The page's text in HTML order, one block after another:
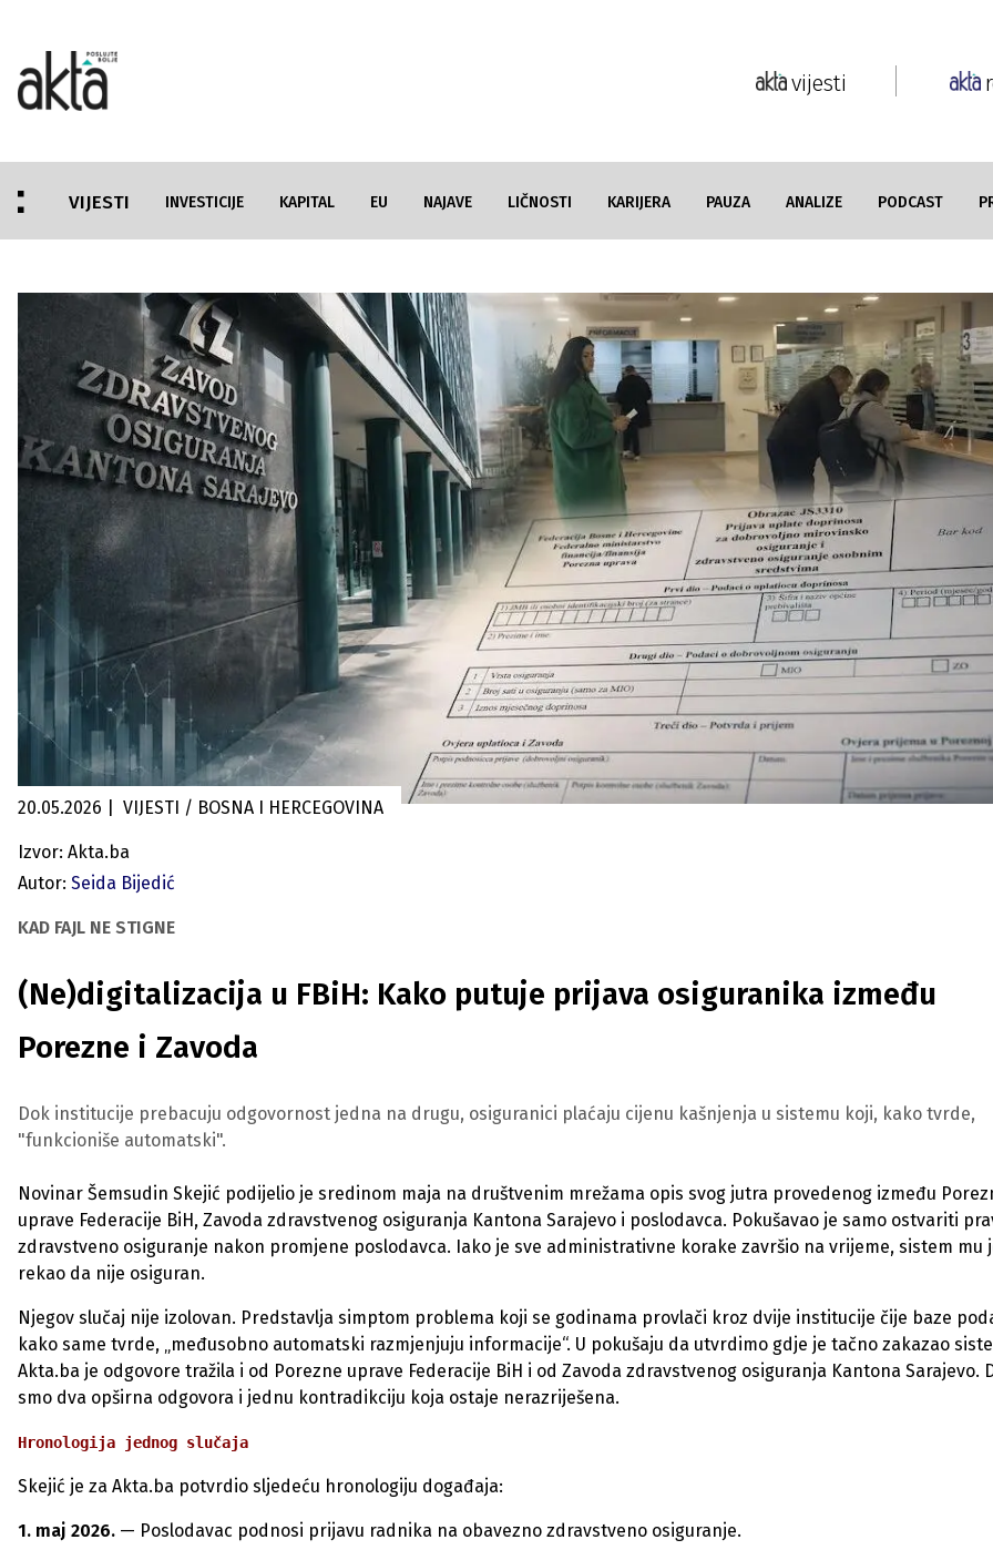
vijesti
VIJESTI INVESTICIJE KAPITAL EU NAJAVE LIČNOSTI KARIJERA PAUZA ANALIZE PODCAST
20.05.2026 VIJESTI / BOSNA I HERCEGOVINA
Izvor: Akta.ba
Autor: Seida Bijedić
KAD FAJL NE STIGNE
(Ne)digitalizacija u FBiH: Kako putuje prijava osiguranika između
Porezne i Zavoda
Dok institucije prebacuju odgovornost jedna na drugu, osiguranici plaćaju cijenu kašnjenja u sistemu koji, kako tvrde,
"funkcioniše automatski".
Novinar Šemsudin Skejić podijelio je sredinom maja na društvenim mrežama opis svog jutra provedenog između
uprave Federacije BiH, Zavoda zdravstvenog osiguranja Kantona Sarajevo i poslodavca. Pokušavao je samo ostvariti
zdravstveno osiguranje nakon promjene poslodavca. Iako je sve administrativne korake završio na vrijeme, sistem mu
rekao da nije osiguran.
Njegov slučaj nije izolovan. Predstavlja simptom problema koji se godinama provlači kroz dvije institucije čije baze
kako same tvrde, „međusobno automatski razmjenjuju informacije“. U pokušaju da utvrdimo gdje je tačno zakazao
Akta.ba je odgovore tražila i od Porezne uprave Federacije BiH i od Zavoda zdravstvenog osiguranja Kantona Sarajevo.
smo dva opširna odgovora i jednu kontradikciju koja ostaje nerazriješena.
Hronologija jednog slučaja
Skejić je za Akta.ba potvrdio sljedeću hronologiju događaja:
1. maj 2026. — Poslodavac podnosi prijavu radnika na obavezno zdravstveno osiguranje.